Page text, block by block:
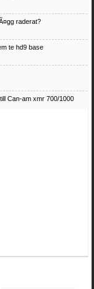
raderat?
te hd9 base
Can-am xmr 700/1000
bra och du kan nÃ¥ mig
har en som du vill sÃ¤lja
TRX 350 FE 2005
bra och du kan nÃÂ¥